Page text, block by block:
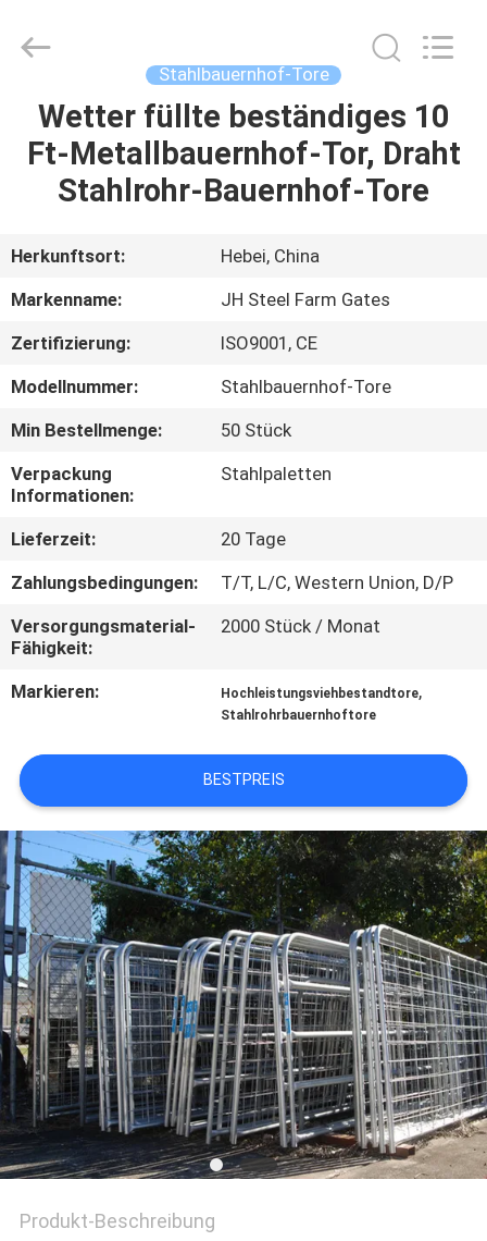
HAUS
PRODUKTE
ÜBER
UNS
FABRIK-
AUSFLUG
QUALITÄTSKONTROLLE
TRETEN
SIE
MIT
UNS
IN
FORDERN
SIE
EIN
ZITAT
SITEMAP
DATENSCHUTZRICHTLINIE
Reserved.
Stahlbauernhof-Tore
Wetter füllte beständiges 10
Ft-Metallbauernhof-Tor, Draht
Stahlrohr-Bauernhof-Tore
Herkunftsort:
Hebei, China
Markenname:
JH Steel Farm Gates
Zertifizierung:
ISO9001, CE
Modellnummer:
Stahlbauernhof-Tore
Min Bestellmenge:
50 Stück
Verpackung
Informationen:
Stahlpaletten
Lieferzeit:
20 Tage
Zahlungsbedingungen:
T/T, L/C, Western Union, D/P
Versorgungsmaterial-
Fähigkeit:
2000 Stück / Monat
Markieren: Hochleistungsviehbestandtore,
Stahlrohrbauernhoftore
BESTPREIS
Produkt-Beschreibung